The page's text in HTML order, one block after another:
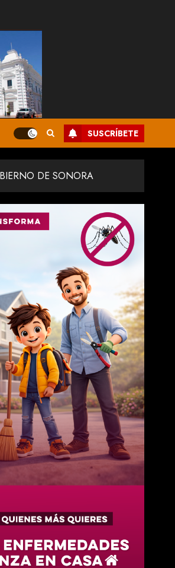
SUSCRÍBETE
DE SONORA